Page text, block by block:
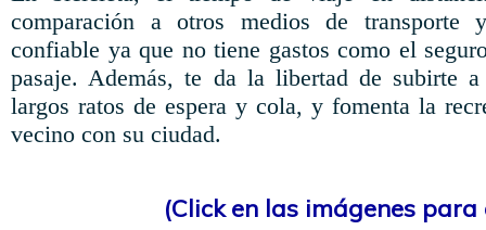
comparación a otros medios de transporte
confiable ya que no tiene gastos como el
pasaje. Además, te da la libertad de subirte
largos ratos de espera y cola, y fomenta la
vecino con su ciudad.
(Click en las imágenes